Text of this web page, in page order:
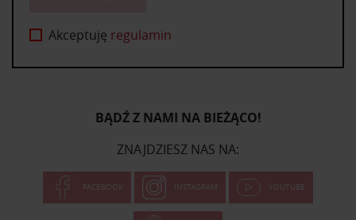
Akceptuję regulamin
BĄDŹ Z NAMI NA BIEŻĄCO!
ZNAJDZIESZ NAS NA:
FACEBOOK INSTAGRAM YOUTUBE